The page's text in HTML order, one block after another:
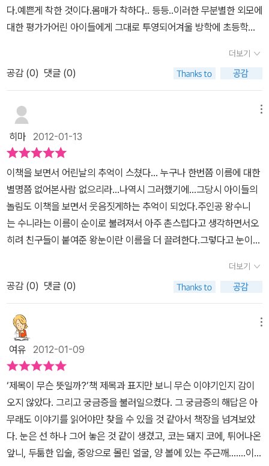
성을 한 껏 살려 자기만의 색깔을 좀 더 예쁘고 아름답게 살려 나가면
더 좋은 것 같습니다..비슷 비슷하고 똑같은 것 보다 뚜렷한 나만의 개
다.예쁜게 착한 것이다.몸매가 착하다.. 등등..이러한 무분별한 외모에
대한 평가가어린 아이들에게 그대로 투영되어겨울 방학에 초등학생
울이면 중고등학교 학생들의 성형 예약으로강남 성형외과들은 호황
을 누린다는 슬픈 현실.이런 편견에 아이들이 그냥 젖어들지 않도록
따스한 마음으로, 아이들에게 이야기를 건네는 책을 만났다.2010년
한국안데르센상 우수상을 수상했다는 이야기를 듣고,살짝 기대감 갖
고 손에 넣었고책을 덮으며 마음 따스함을 느끼게 되었다.겨울방학을
맞은 딸들이 읽고, 모두 재미있었다고 이야기 해 주었다.초등학교 3
학년인데유치원생보다 더 작은 키,눈은 실눈에다 코는 생기다 만 돼
지코,튀어나온 앞니, 두툼한 입술,자라목 같은 짧고 두꺼운 목,거기다
덕지덕지 않은 양 볼의 주근깨,그리고 불의를 보면 참지 못하는 울컥
하는 성격...이 모든 것을 두루 갖춘 우리의 주인공 '왕수니'정말 예쁜
외모의 엄마와 살고 있는 우리의 주인공이전학온 유석이와 풋사랑을
느끼게 되고,감추어온 아빠에 대한 진실을 알게 되고,그리고 결국 나
는 나다.. 라는 자아존중감을 발견해 가는성장소설? 아니 성장동화
다.마음 따스한 책이다.초등학교에 다니는 아이들에게 올 겨울 책선
더보기
공감 (0) 댓글 (0)
히마 2012-01-13
이책을 보면서 어린날의 추억이 스쳤다... 누구나 한번쯤 이름에 대한
별명쯤 없어본사람 없으리라...나역시 그러했기에...그당시 아이들의
놀림도 이책을 보면서 웃음짓게하는 추억이 되었다.주인공 왕수니
는 수니라는 이름이 순이로 불려져서 아주 촌스럽다고 생각하면서오
히려 친구들이 붙여준 왕눈이란 이름을 더 끌려한다.그렇다고 눈이
작은눈.....^^:하지만 아이들이 놀린다고 주눅이 들거나 구석에가서 울
거나 하지 않는다오히려 자신을 놀린 녀석을 하나도 빠짐없이 골탕먹
이며 철저하게 복수를 하는 모습이 귀엽게 느껴졌다.못생긴외모지만
외모보다는 내면을 중시하자는 좋은 취지의 내용은 이또래 아이들에
겐 꼭 필요한 내용이다. 외모를 조금씩 신경쓰는 초3학년 여아들의
모습을 고스란히 담아내면서도 왕눈이의 천하무적 당당함이 오히려
멋진 모습을로 비춰지고있다.그리고 남자친구 유석이에 대한 설레임
이 표현되어진 내용은 나에겐 옛기억에 잠시 머물게하고 또래아이들
에겐 자신도 모를 감정이입이 될거라본다.아빠에대한 그리움들은 재
밌게 웃으면서 읽다가도 한켠에 가슴뭉클함을 가져온다.천하무적 왕
눈이는 못생긴외모이긴하나 당당하고 씩씩한 수니의 모습을 통해서
우리 한사람한 사람이 얼마나 재능있고 개성있는 인격체인가를 보여
더보기
공감 (0) 댓글 (0)
여유 2012-01-09
‘제목이 무슨 뜻일까?’책 제목과 표지만 보니 무슨 이야기인지 감이
오지 않았다. 그리고 궁금증을 불러일으켰다. 그 궁금증의 해답은 아
무래도 이야기를 읽어야만 찾을 수 있을 것 같아서 책장을 넘겨보았
다. 눈은 선 하나 그어 놓은 것 같이 생겼고, 코는 돼지 코에, 튀어나온
앞니, 두툼한 입술, 중앙으로 몰린 얼굴, 양 볼에 있는 주근깨…….이